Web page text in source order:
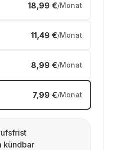
18,99 €/Monat
11,49 €/Monat
8,99 €/Monat
7,99 €/Monat
kündbar